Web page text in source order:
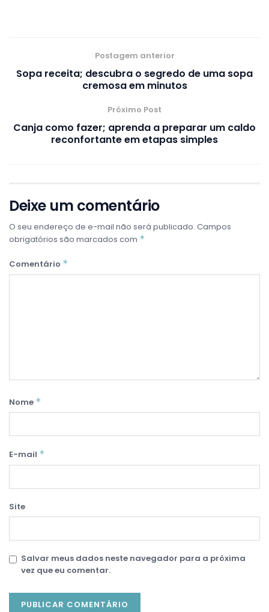
Postagem anterior
Sopa receita; descubra o segredo de uma sopa
cremosa em minutos
Próximo Post
Canja como fazer; aprenda a preparar um caldo
reconfortante em etapas simples
Deixe um comentário
O seu endereço de e-mail não será publicado. Campos
obrigatórios são marcados com *
Comentário *
Nome *
E-mail *
Site
Salvar meus dados neste navegador para a próxima
vez que eu comentar.